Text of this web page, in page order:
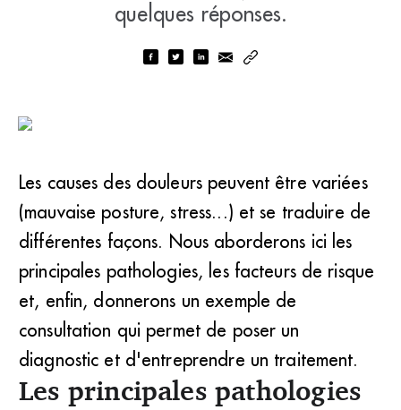
quelques réponses.
Les causes des douleurs peuvent être variées
(mauvaise posture, stress...) et se traduire de
différentes façons. Nous aborderons ici les
principales pathologies, les facteurs de risque
et, enfin, donnerons un exemple de
consultation qui permet de poser un
diagnostic et d'entreprendre un traitement.
Les principales pathologies